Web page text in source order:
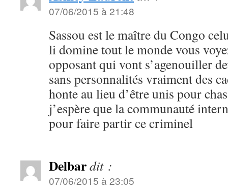
07/06/2015 à 21:48
Sassou est le maître du Congo
li domine tout le monde vous
opposant qui vont s’agenouiller
sans personnalités vraiment des
honte au lieu d’être unis pour
j’espère que la communauté
pour faire partir ce criminel
Delbardit :
07/06/2015 à 23:05